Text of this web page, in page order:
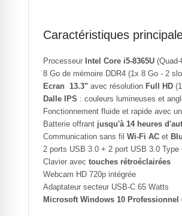
Caractéristiques
Processeur Intel Core i5-8365U
8 Go de mémoire DDR4 (1x 8 Go - 2
Ecran 13.3" avec résolution Full HD
Dalle IPS : couleurs lumineuses et
Fonctionnement fluide et rapide avec un
Batterie offrant jusqu'à 14 heures
Communication sans fil Wi-Fi AC et
2 ports USB 3.0 + 2 port USB 3.0
Clavier avec touches rétroéclairées
Webcam HD 720p intégrée
Adaptateur secteur USB-C 65 Watts
Microsoft Windows 10 Professionnel